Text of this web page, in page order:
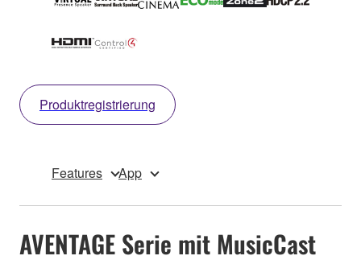
Produktregistrierung
Features App
AVENTAGE Serie mit MusicCast